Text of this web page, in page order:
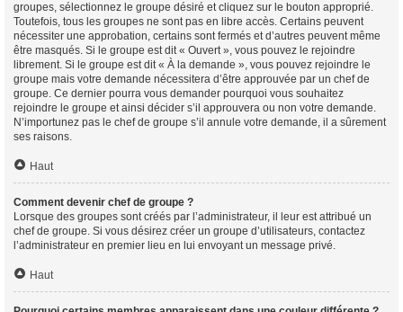
groupes, sélectionnez le groupe désiré et cliquez sur le bouton approprié.
Toutefois, tous les groupes ne sont pas en libre accès. Certains peuvent
nécessiter une approbation, certains sont fermés et d’autres peuvent même
être masqués. Si le groupe est dit « Ouvert », vous pouvez le rejoindre
librement. Si le groupe est dit « À la demande », vous pouvez rejoindre le
groupe mais votre demande nécessitera d’être approuvée par un chef de
groupe. Ce dernier pourra vous demander pourquoi vous souhaitez
rejoindre le groupe et ainsi décider s’il approuvera ou non votre demande.
N’importunez pas le chef de groupe s’il annule votre demande, il a sûrement
ses raisons.
Haut
Comment devenir chef de groupe ?
Lorsque des groupes sont créés par l’administrateur, il leur est attribué un
chef de groupe. Si vous désirez créer un groupe d’utilisateurs, contactez
l’administrateur en premier lieu en lui envoyant un message privé.
Haut